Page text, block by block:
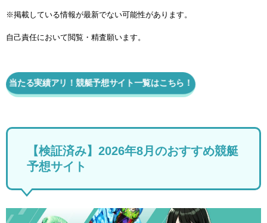
※掲載している情報が最新でない可能性があります。
自己責任において閲覧・精査願います。
当たる実績アリ！競艇予想サイト一覧はこちら！
【検証済み】2026年8月のおすすめ競艇
予想サイト